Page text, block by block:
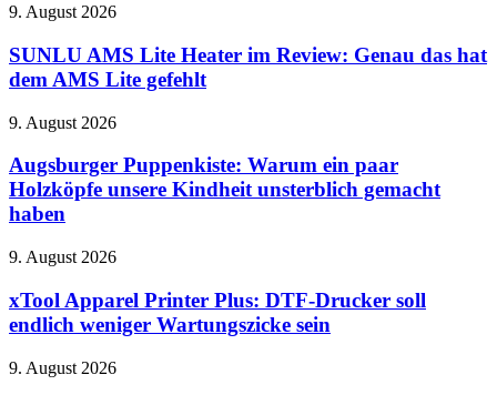
SUNLU
Lite
Heater
im
Genau
hat
dem
AMS
gefehlt
9. August 2026
SUNLU AMS Lite Heater im Review: Genau das hat
dem AMS Lite gefehlt
Augsburger
Warum
ein
paar
Holzköpfe
Kindheit
gemacht
haben
9. August 2026
Augsburger Puppenkiste: Warum ein paar
Holzköpfe unsere Kindheit unsterblich gemacht
haben
xTool
Printer
Plus:
DTF-
soll
9. August 2026
xTool Apparel Printer Plus: DTF-Drucker soll
endlich weniger Wartungszicke sein
TL;DR
9. August 2026